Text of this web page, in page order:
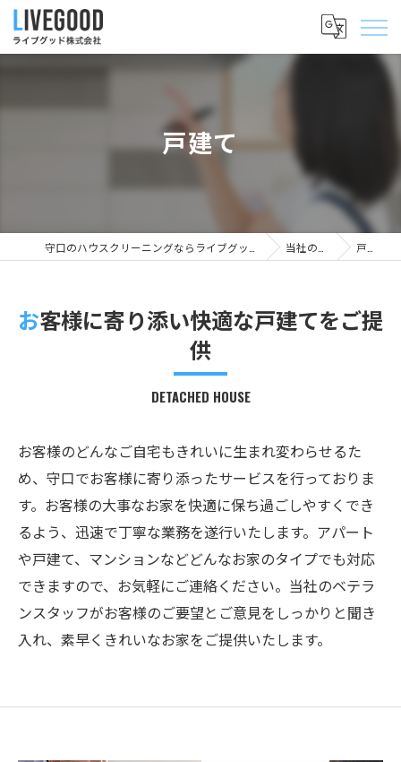
戸建て
当社の特徴 戸建て
お客様に寄り添い快適な戸建てをご提
供
DETACHED HOUSE
お客様のどんなご自宅もきれいに生まれ変わらせるた
め、守口でお客様に寄り添ったサービスを行っておりま
す。お客様の大事なお家を快適に保ち過ごしやすくでき
るよう、迅速で丁寧な業務を遂行いたします。アパート
や戸建て、マンションなどどんなお家のタイプでも対応
できますので、お気軽にご連絡ください。当社のベテラ
ンスタッフがお客様のご要望とご意見をしっかりと聞き
入れ、素早くきれいなお家をご提供いたします。